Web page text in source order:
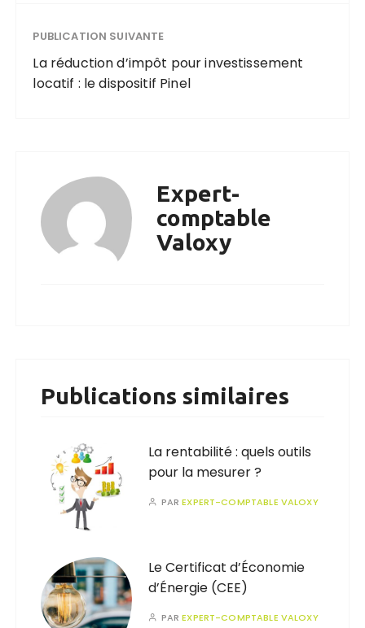
PUBLICATION SUIVANTE
La réduction d’impôt pour investissement
locatif : le dispositif Pinel
Expert-
comptable
Valoxy
Publications similaires
La rentabilité : quels outils
pour la mesurer ?
PAREXPERT-COMPTABLE VALOXY
Le Certificat d’Économie
d’Énergie (CEE)
PAREXPERT-COMPTABLE VALOXY